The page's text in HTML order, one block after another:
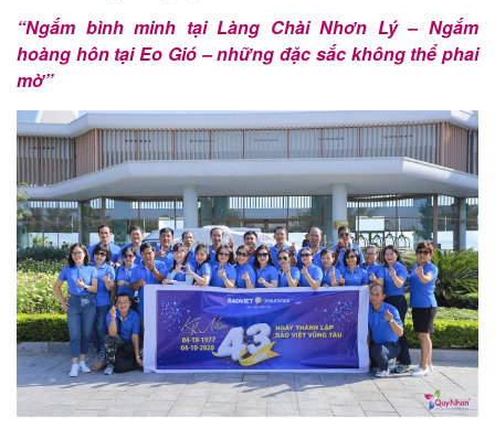
“Ngắm bình minh tại Làng Chài Nhơn Lý – Ngắm
hoàng hôn tại Eo Gió – những đặc sắc không thể phai
mờ”